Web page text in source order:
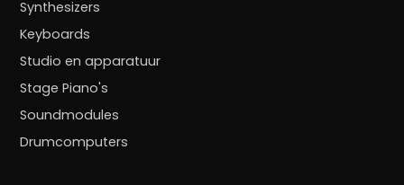
Synthesizers
Keyboards
Studio en apparatuur
Stage Piano's
Soundmodules
Drumcomputers